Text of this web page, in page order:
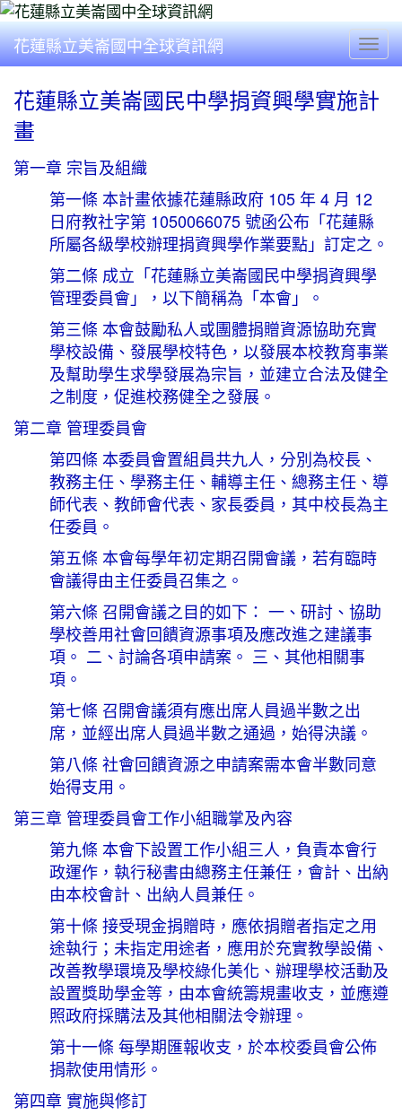
花蓮縣立美崙國中全球資訊網
花蓮縣立美崙國民中學捐資興學實施計
畫
第一章 宗旨及組織
第一條 本計畫依據花蓮縣政府 105 年 4 月 12
日府教社字第 1050066075 號函公布「花蓮縣
所屬各級學校辦理捐資興學作業要點」訂定之。
第二條 成立「花蓮縣立美崙國民中學捐資興學
管理委員會」，以下簡稱為「本會」。
第三條 本會鼓勵私人或團體捐贈資源協助充實
學校設備、發展學校特色，以發展本校教育事業
及幫助學生求學發展為宗旨，並建立合法及健全
之制度，促進校務健全之發展。
第二章 管理委員會
第四條 本委員會置組員共九人，分別為校長、
教務主任、學務主任、輔導主任、總務主任、導
師代表、教師會代表、家長委員，其中校長為主
任委員。
第五條 本會每學年初定期召開會議，若有臨時
會議得由主任委員召集之。
第六條 召開會議之目的如下： 一、研討、協助
學校善用社會回饋資源事項及應改進之建議事
項。 二、討論各項申請案。 三、其他相關事
項。
第七條 召開會議須有應出席人員過半數之出
席，並經出席人員過半數之通過，始得決議。
第八條 社會回饋資源之申請案需本會半數同意
始得支用。
第三章 管理委員會工作小組職掌及內容
第九條 本會下設置工作小組三人，負責本會行
政運作，執行秘書由總務主任兼任，會計、出納
由本校會計、出納人員兼任。
第十條 接受現金捐贈時，應依捐贈者指定之用
途執行；未指定用途者，應用於充實教學設備、
改善教學環境及學校綠化美化、辦理學校活動及
設置獎助學金等，由本會統籌規畫收支，並應遵
照政府採購法及其他相關法令辦理。
第十一條 每學期匯報收支，於本校委員會公佈
捐款使用情形。
第四章 實施與修訂